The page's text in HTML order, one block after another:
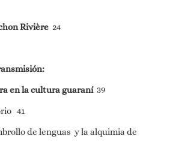
Rivière 24
en la cultura guaraní39
41
de lenguas y la alquimia de